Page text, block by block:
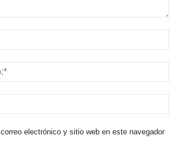
electrónico y sitio web en este navegador